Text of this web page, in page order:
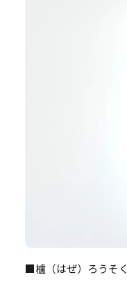
■櫨（はぜ）ろうそく